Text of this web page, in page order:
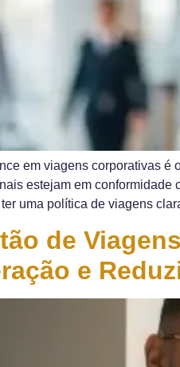
em viagens corporativas é
estejam em conformidade
uma política de viagens
de
e